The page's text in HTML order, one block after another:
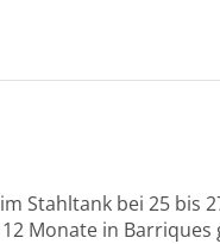
Stahltank bei 25 bis
Monate in Barriques